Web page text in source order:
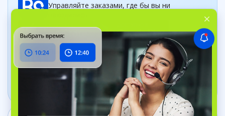
Управляйте заказами, где бы вы ни
Приложение Дашборд
Следите за бизнесом в рельном времени